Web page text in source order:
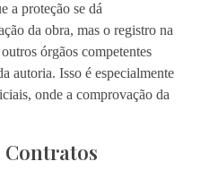
a proteção se dá
da obra, mas o registro na
órgãos competentes
autoria. Isso é especialmente
onde a comprovação da